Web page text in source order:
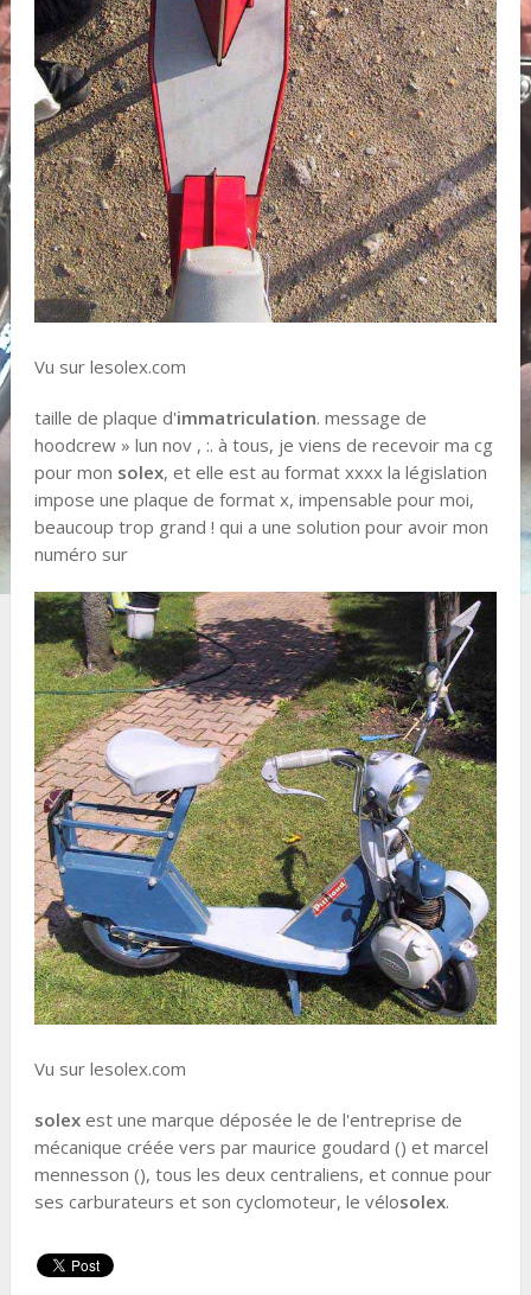
Vu sur lesolex.com
taille de plaque d'immatriculation. message de
hoodcrew » lun nov , :. à tous, je viens de recevoir ma cg
pour mon solex, et elle est au format xxxx la législation
impose une plaque de format x, impensable pour moi,
beaucoup trop grand ! qui a une solution pour avoir mon
numéro sur
Vu sur lesolex.com
solexest une marque déposée le de l'entreprise de
mécanique créée vers par maurice goudard () et marcel
mennesson (), tous les deux centraliens, et connue pour
ses carburateurs et son cyclomoteur, le vélosolex.